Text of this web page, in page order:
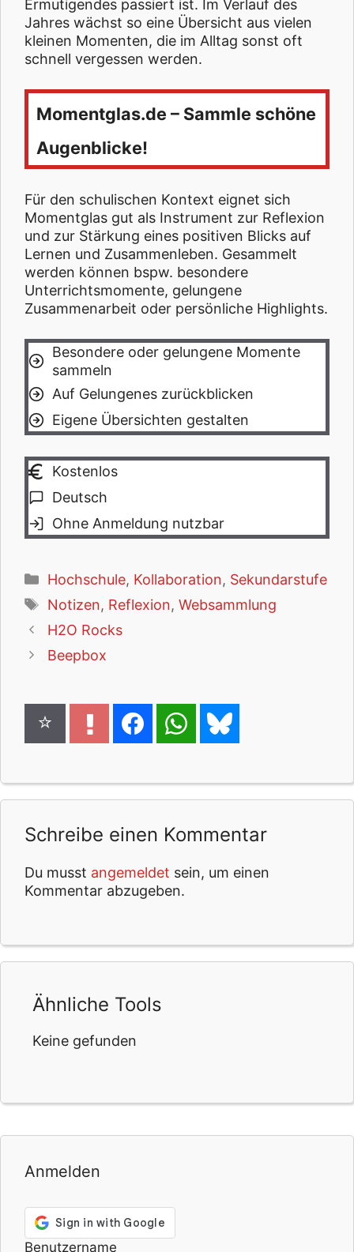
Ermutigendes passiert ist. Im Verlauf des
Jahres wächst so eine Übersicht aus vielen
kleinen Momenten, die im Alltag sonst oft
schnell vergessen werden.
Momentglas.de – Sammle schöne
Augenblicke!
Für den schulischen Kontext eignet sich
Momentglas gut als Instrument zur Reflexion
und zur Stärkung eines positiven Blicks auf
Lernen und Zusammenleben. Gesammelt
werden können bspw. besondere
Unterrichtsmomente, gelungene
Zusammenarbeit oder persönliche Highlights.
Besondere oder gelungene Momente
sammeln
Auf Gelungenes zurückblicken
Eigene Übersichten gestalten
Kostenlos
Deutsch
Ohne Anmeldung nutzbar
Kategorien
Hochschule, Kollaboration, Sekundarstufe
Schlagwörter
Notizen, Reflexion, Websammlung
H2O Rocks
Beepbox
Schreibe einen Kommentar
Du musst angemeldet sein, um einen
Kommentar abzugeben.
Ähnliche Tools
Keine gefunden
Anmelden
Benutzername